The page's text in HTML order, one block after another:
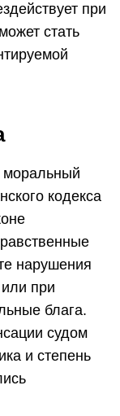
при
стать
моральный
кодекса
нарушения
при
блага.
судом
и степень